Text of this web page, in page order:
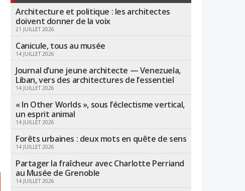
Architecture et politique : les architectes
doivent donner de la voix
21 JUILLET 2026
Canicule, tous au musée
14 JUILLET 2026
Journal d’une jeune architecte — Venezuela,
Liban, vers des architectures de l’essentiel
14 JUILLET 2026
« In Other Worlds », sous l’éclectisme vertical,
un esprit animal
14 JUILLET 2026
Forêts urbaines : deux mots en quête de sens
14 JUILLET 2026
Partager la fraîcheur avec Charlotte Perriand
au Musée de Grenoble
14 JUILLET 2026